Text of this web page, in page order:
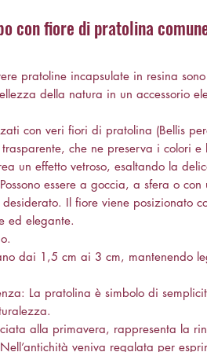
con fiore di pratolina
pratoline incapsulate in resina
della natura in un accessorio
con veri fiori di pratolina (Bellis
che ne preserva i colori e
un effetto vetroso, esaltando la
essere a goccia, a sfera o
Il fiore viene posizionato
ed elegante.
dai 1,5 cm ai 3 cm, mantenendo
La pratolina è simbolo di
alla primavera, rappresenta la
veniva regalata per